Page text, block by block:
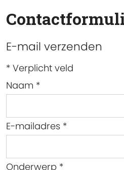
E-mail verzenden
* Verplicht veld
Naam *
E-mailadres *
Onderwerp *